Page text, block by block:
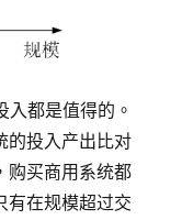
入都是值得的。
的投入产出比对
购买商用系统都
有在规模超过交